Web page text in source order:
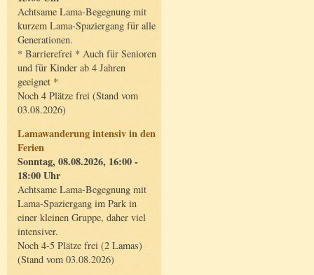
Achtsame Lama-Begegnung mit
kurzem Lama-Spaziergang für alle
Generationen.
* Barrierefrei * Auch für Senioren
und für Kinder ab 4 Jahren
geeignet *
Noch 4 Plätze frei (Stand vom
03.08.2026)
Lamawanderung intensiv in den
Ferien
Sonntag, 08.08.2026, 16:00 -
18:00 Uhr
Achtsame Lama-Begegnung mit
Lama-Spaziergang im Park in
einer kleinen Gruppe, daher viel
intensiver.
Noch 4-5 Plätze frei (2 Lamas)
(Stand vom 03.08.2026)